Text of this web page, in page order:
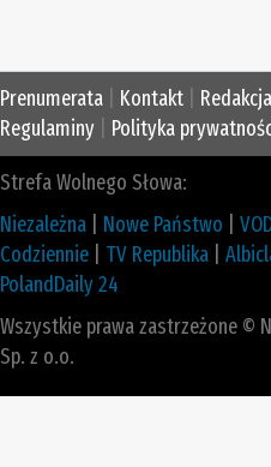
Prenumerata Kontakt Redakcja
Regulaminy
Polityka
Strefa Wolnego Słowa:
Niezależna
Nowe Państwo
Codziennie
TV Republika
PolandDaily 24
Wszystkie prawa zastrzeżone ©
Sp. z o.o.